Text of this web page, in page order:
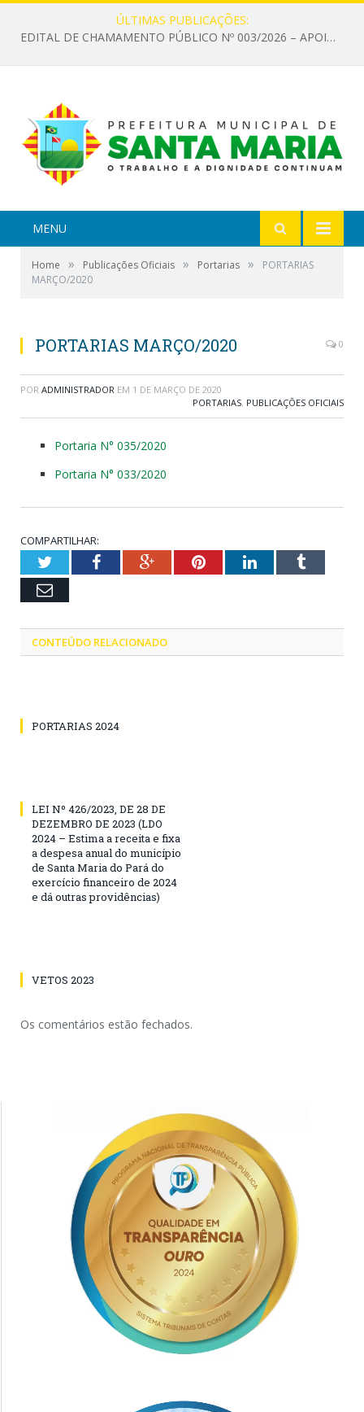
ÚLTIMAS PUBLICAÇÕES:
EDITAL DE CHAMAMENTO PÚBLICO Nº 003/2026 – APOIO À INFRAESTRUTURA CULTURAL
MENU
Home » Publicações Oficiais » Portarias »
PORTARIAS
MARÇO/2020
PORTARIAS MARÇO/2020 0
POR ADMINISTRADOR EM 1 DE MARÇO DE 2020
PORTARIAS, PUBLICAÇÕES OFICIAIS
Portaria N° 035/2020
Portaria N° 033/2020
COMPARTILHAR:
TwitterFacebookGoogle+PinterestLinkedInTumblr
Email
CONTEÚDO RELACIONADO
PORTARIAS 2024
LEI Nº 426/2023, DE 28 DE
DEZEMBRO DE 2023 (LDO
2024 – Estima a receita e fixa
a despesa anual do município
de Santa Maria do Pará do
exercício financeiro de 2024
e dá outras providências)
VETOS 2023
Os comentários estão fechados.